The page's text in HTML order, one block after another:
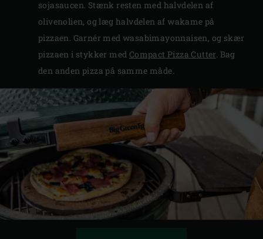
sojasaucen. Stænk resten med halvdelen af
olivenolien, og læg halvdelen af wakame på
pizzaen. Garnér med wasabimayonnaisen, og skær
pizzaen i stykker med Compact Pizza Cutter. Bag
den anden pizza på samme måde.